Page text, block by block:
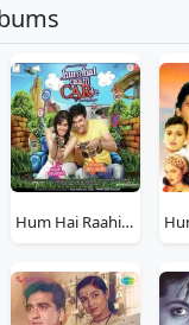
Hum Hai Raahi Car Ke